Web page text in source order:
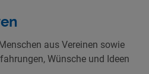
aus Vereinen sowie
Wünsche und Ideen